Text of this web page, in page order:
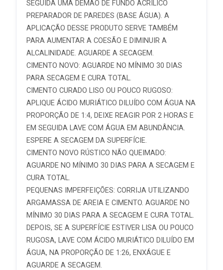
SEGUIDA UMA DEMÃO DE FUNDO ACRÍLICO
PREPARADOR DE PAREDES (BASE ÁGUA). A
APLICAÇÃO DESSE PRODUTO SERVE TAMBÉM
PARA AUMENTAR A COESÃO E DIMINUIR A
ALCALINIDADE. AGUARDE A SECAGEM.
CIMENTO NOVO: AGUARDE NO MÍNIMO 30 DIAS
PARA SECAGEM E CURA TOTAL.
CIMENTO CURADO LISO OU POUCO RUGOSO:
APLIQUE ÁCIDO MURIÁTICO DILUÍDO COM ÁGUA NA
PROPORÇÃO DE 1:4, DEIXE REAGIR POR 2 HORAS E
EM SEGUIDA LAVE COM ÁGUA EM ABUNDÂNCIA.
ESPERE A SECAGEM DA SUPERFÍCIE.
CIMENTO NOVO RÚSTICO NÃO QUEIMADO:
AGUARDE NO MÍNIMO 30 DIAS PARA A SECAGEM E
CURA TOTAL.
PEQUENAS IMPERFEIÇÕES: CORRIJA UTILIZANDO
ARGAMASSA DE AREIA E CIMENTO. AGUARDE NO
MÍNIMO 30 DIAS PARA A SECAGEM E CURA TOTAL.
DEPOIS, SE A SUPERFÍCIE ESTIVER LISA OU POUCO
RUGOSA, LAVE COM ÁCIDO MURIÁTICO DILUÍDO EM
ÁGUA, NA PROPORÇÃO DE 1:26, ENXÁGUE E
AGUARDE A SECAGEM.